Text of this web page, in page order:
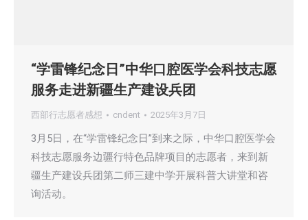
“学雷锋纪念日”中华口腔医学会科技志愿
服务走进新疆生产建设兵团
西部行志愿者感想 cndent 2025年3月7日
3月5日，在“学雷锋纪念日”到来之际，中华口腔医学会
科技志愿服务边疆行特色品牌项目的志愿者，来到新
疆生产建设兵团第二师三建中学开展科普大讲堂和咨
询活动。